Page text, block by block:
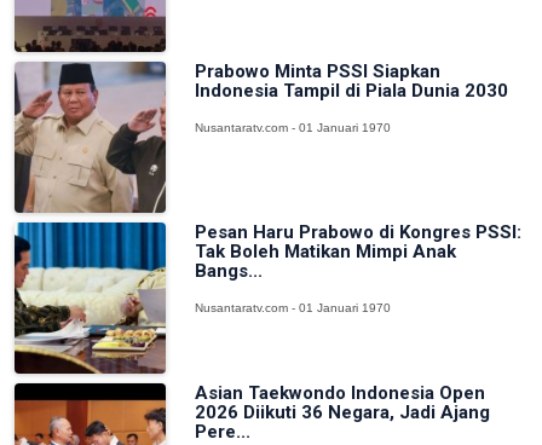
Prabowo Minta PSSI Siapkan
Indonesia Tampil di Piala Dunia 2030
Nusantaratv.com - 01 Januari 1970
Pesan Haru Prabowo di Kongres PSSI:
Tak Boleh Matikan Mimpi Anak
Bangs...
Nusantaratv.com - 01 Januari 1970
Asian Taekwondo Indonesia Open
2026 Diikuti 36 Negara, Jadi Ajang
Pere...